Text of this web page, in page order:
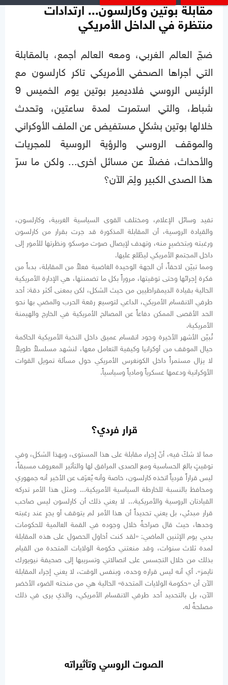
مقابلة بوتين وكارلسون... ارتدادات
منتظرة في الداخل الأمريكي
ضجّ العالم الغربي، ومعه العالم أجمع، بالمقابلة
التي أجراها الصحفي الأمريكي تاكر كارلسون مع
الرئيس الروسي فلاديمير بوتين يوم الخميس 9
شباط، والتي استمرت لمدة ساعتين، وتحدث
خلالها بوتين بشكلٍ مستفيض عن الملف الأوكراني
والموقف الروسي والرؤية الروسية للمجريات
والأحداث، فضلاً عن مسائل أخرى... ولكن ما سرّ
هذا الصدى الكبير ولِمَ الآن؟
تفيد وسائل الإعلام، ومختلف القوى السياسية الغربية، وكارلسون،
والقيادة الروسية، أن المقابلة المذكورة قد جرت بقرار من كارلسون
ورغبته وبتحضيرٍ منه، وتهدف لإيصال صوت موسكو ونظرتها للأمور إلى
داخل المجتمع الأمريكي ليطّلع عليها.
ومما تبيّن لاحقاً، أن الجهة الوحيدة الغاضبة فعلاً من المقابلة، بدءاً من
فكرة إجرائها وحتى توقيتها، مروراً بكل ما تضمنتها، هي الإدارة الأمريكية
الحالية بقيادة الديمقراطيين من حيث الشكل، لكن بمعنى أكثر دقة: أحد
طرفي الانقسام الأمريكي، الداعي لتوسيع رقعة الحرب والمضي بها نحو
الحد الأقصى الممكن دفاعاً عن المصالح الأمريكية في الخارج والهيمنة
الأمريكية.
تُبيّن الأشهر الأخيرة وجود انقسام عميق داخل النخبة الأمريكية الحاكمة
حيال الموقف من أوكرانيا وكيفية التعامل معها، لنشهد مسلسلاً طويلاً
لا يزال مستمراً داخل الكونغرس الأمريكي حول مسألة تمويل القوات
الأوكرانية ودعمها عسكرياً ومادياً وسياسياً.
قرار فردي؟
مما لا شكّ فيه، أنّ إجراء مقابلة على هذا المستوى، وبهذا الشكل، وفي
توقيتٍ بالغ الحساسية ومع الصدى المرافق لها والتأثير المعروف مسبقاً،
ليس قراراً فردياً اتخذه كارلسون، خاصة وأنه يُعرَف عن الأخير أنه جمهوري
ومحافظ بالنسبة للخارطة السياسية الأمريكية... ومثل هذا الأمر تدركه
القيادتان الروسية والأمريكية... لا يعني ذلك أن كارلسون ليس صاحب
قرار مبدئي، بل يعني تحديداً أن هذا الأمر لم يتوقف أو يجرِ عند رغبته
وحدها، حيث قال صراحةً خلال وجوده في القمة العالمية للحكومات
بدبي يوم الإثنين الماضي: «لقد كنت أحاول الحصول على هذه المقابلة
لمدة ثلاث سنوات، وقد منعتني حكومة الولايات المتحدة من القيام
بذلك من خلال التجسس على اتصالاتي وتسريبها إلى صحيفة نيويورك
تايمز». أي أنه ليس قراره وحده، وبنفس الوقت، لا يعني إجراء المقابلة
الآن أن «حكومة الولايات المتحدة» الحالية هي من منحته الضوء الأخضر
الآن، بل بالتحديد أحد طرفي الانقسام الأمريكي، والذي يرى في ذلك
مصلحةً له.
الصوت الروسي وتأثيراته